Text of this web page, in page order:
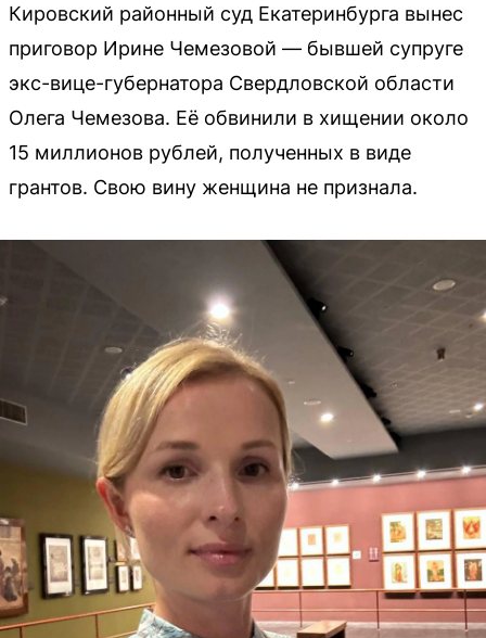
Кировский районный суд Екатеринбурга вынес
приговор Ирине Чемезовой — бывшей супруге
экс-вице-губернатора Свердловской области
Олега Чемезова. Её обвинили в хищении около
15 миллионов рублей, полученных в виде
грантов. Свою вину женщина не признала.